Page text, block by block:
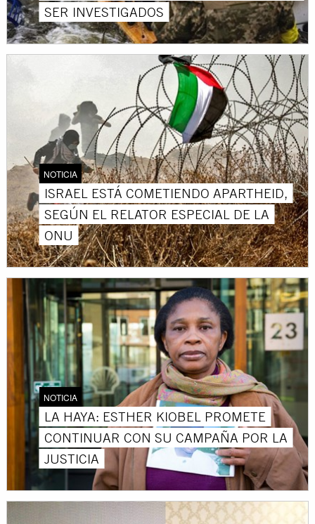
SER INVESTIGADOS
NOTICIA
ISRAEL ESTÁ COMETIENDO APARTHEID,
SEGÚN EL RELATOR ESPECIAL DE LA
ONU
NOTICIA
LA HAYA: ESTHER KIOBEL PROMETE
CONTINUAR CON SU CAMPAÑA POR LA
JUSTICIA